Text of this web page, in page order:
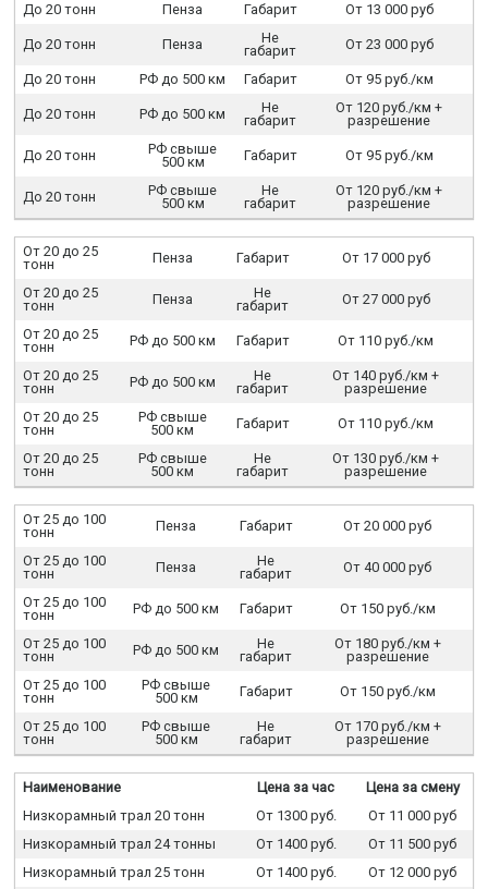
До 20 тонн Пенза Габарит От 13 000 руб
До 20 тонн Пенза
Не
габарит
От 23 000 руб
До 20 тонн РФ до 500 км Габарит От 95 руб./км
До 20 тонн РФ до 500 км
Не
габарит
От 120 руб./км +
разрешение
До 20 тонн
РФ свыше
500 км
Габарит От 95 руб./км
До 20 тонн
РФ свыше
500 км
Не
габарит
От 120 руб./км +
разрешение
От 20 до 25
тонн
Пенза Габарит От 17 000 руб
От 20 до 25
тонн
Пенза
Не
габарит
От 27 000 руб
От 20 до 25
тонн
РФ до 500 км Габарит От 110 руб./км
От 20 до 25
тонн
РФ до 500 км
Не
габарит
От 140 руб./км +
разрешение
От 20 до 25
тонн
РФ свыше
500 км
Габарит От 110 руб./км
От 20 до 25
тонн
РФ свыше
500 км
Не
габарит
От 130 руб./км +
разрешение
От 25 до 100
тонн
Пенза Габарит От 20 000 руб
От 25 до 100
тонн
Пенза
Не
габарит
От 40 000 руб
От 25 до 100
тонн
РФ до 500 км Габарит От 150 руб./км
От 25 до 100
тонн
РФ до 500 км
Не
габарит
От 180 руб./км +
разрешение
От 25 до 100
тонн
РФ свыше
500 км
Габарит От 150 руб./км
От 25 до 100
тонн
РФ свыше
500 км
Не
габарит
От 170 руб./км +
разрешение
Наименование Цена за час
Цена за смену
Низкорамный трал 20 тонн
От 1300 руб.
От 11 000 руб
Низкорамный трал 24 тонны
От 1400 руб.
От 11 500 руб
Низкорамный трал 25 тонн
От 1400 руб. От 12 000 руб